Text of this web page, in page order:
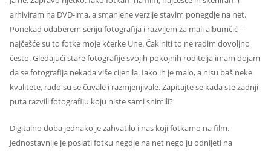
arhiviram na DVD-ima, a smanjene verzije stavim ponegdje na net.
Ponekad odaberem seriju fotografija i razvijem za mali albumčić –
najčešće su to fotke moje kćerke Une. Čak niti to ne radim dovoljno
često. Gledajući stare fotografije svojih pokojnih roditelja imam dojam
da se fotografija nekada više cijenila. Iako ih je malo, a nisu baš neke
kvalitete, rado su se čuvale i razmjenjivale. Zapitajte se kada ste zadnji
puta razvili fotografiju koju niste sami snimili?
Digitalno doba jednako je zahvatilo i nas koji fotkamo na film.
Jednostavnije je poslati fotku negdje na net nego ju odnijeti na